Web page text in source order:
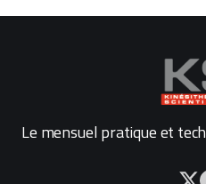
Le mensuel pratique et